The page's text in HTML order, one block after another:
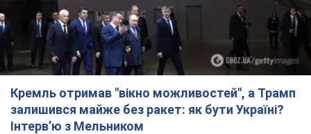
Кремль отримав "вікно можливостей", а Трамп
залишився майже без ракет: як бути Україні?
Інтерв’ю з Мельником